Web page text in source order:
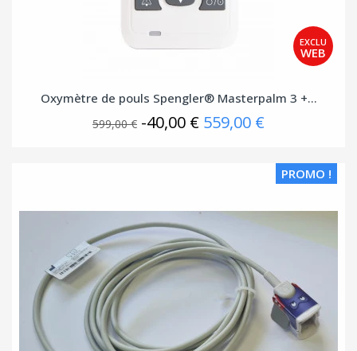
Oxymètre de pouls Spengler® Masterpalm 3 +...
599,00 € -40,00 € 559,00 €
PROMO !